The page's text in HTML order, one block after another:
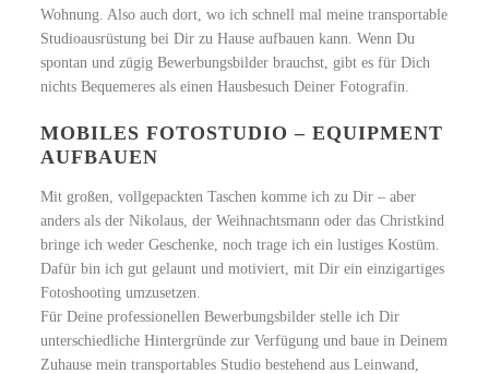
Wohnung. Also auch dort, wo ich schnell mal meine transportable
Studioausrüstung bei Dir zu Hause aufbauen kann. Wenn Du
spontan und zügig Bewerbungsbilder brauchst, gibt es für Dich
nichts Bequemeres als einen Hausbesuch Deiner Fotografin.
MOBILES FOTOSTUDIO – EQUIPMENT
AUFBAUEN
Mit großen, vollgepackten Taschen komme ich zu Dir – aber
anders als der Nikolaus, der Weihnachtsmann oder das Christkind
bringe ich weder Geschenke, noch trage ich ein lustiges Kostüm.
Dafür bin ich gut gelaunt und motiviert, mit Dir ein einzigartiges
Fotoshooting umzusetzen.
Für Deine professionellen Bewerbungsbilder stelle ich Dir
unterschiedliche Hintergründe zur Verfügung und baue in Deinem
Zuhause mein transportables Studio bestehend aus Leinwand,